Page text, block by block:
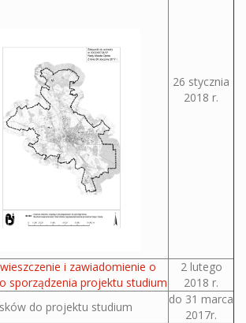
26 stycznia
2018 r.
i zawiadomienie o
sporządzenia projektu studium
2 lutego
2018 r.
do projektu studium
do 31 marca
2017r.